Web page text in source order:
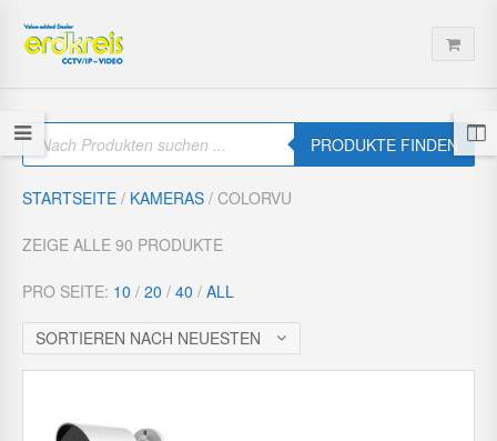
P
r
o
u
c
s
s
a
r
PRODUKTE FINDEN
STARTSEITE / KAMERAS / COLORVU
ZEIGE ALLE 90 PRODUKTE
PRO SEITE: 10 / 20 / 40 / ALL
SORTIEREN NACH NEUESTEN